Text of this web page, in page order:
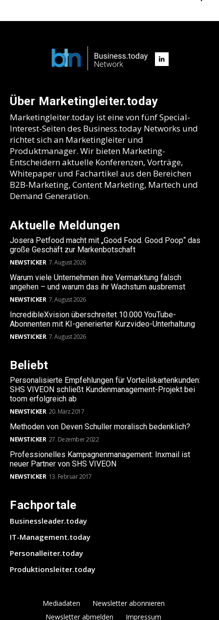
Über Marketingleiter.today
Marketingleiter.today ist eine von fünf Special-
Interest-Seiten des Business.today Networks und
richtet sich an Marketingleiter und
Produktmanager. Wir bieten Marketing-
Entscheidern aktuelle Konferenzen, Vorträge,
Whitepaper und Fachartikel aus den Bereichen
B2B-Marketing, Content Marketing, Martech und
Demand Generation.
Aktuelle Meldungen
Josera Petfood macht mit „Good Food. Good Poop“ das
große Geschäft zur Markenbotschaft
NEWSTICKER 7. August 2026
Warum viele Unternehmen ihre Vermarktung falsch
angehen – und warum das ihr Wachstum ausbremst
NEWSTICKER 7. August 2026
IncredibleXvision überschreitet 10.000 YouTube-
Abonnenten mit KI-generierter Kurzvideo-Unterhaltung
NEWSTICKER 7. August 2026
Beliebt
Personalisierte Empfehlungen für Vorteilskartenkunden:
SHS VIVEON schließt Kundenmanagement-Projekt bei
toom erfolgreich ab
NEWSTICKER 20. März 2017
Methoden von Deven Schuller moralisch bedenklich?
NEWSTICKER 27. Dezember 2022
Professionelles Kampagnenmanagement: Inxmail ist
neuer Partner von SHS VIVEON
NEWSTICKER 13. Februar 2017
Fachportale
Businessleader.today
IT-Management.today
Personalleiter.today
Produktionsleiter.today
Mediadaten
Newsletter abonnieren
Newsletter abmelden
Impressum